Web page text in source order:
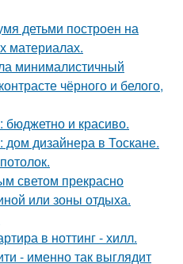
детьми построен на
материалах.
минималистичный
чёрного и белого,
бюджетно и красиво.
дизайнера в Тоскане.
светом прекрасно
или зоны отдыха.
в ноттинг - хилл.
- именно так выглядит